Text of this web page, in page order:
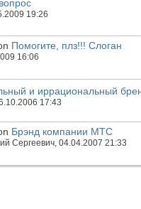
19:26
Помогите, плз!!! Слоган
16:06
и иррациональный
17:43
Брэнд компании МТС
Сергеевич, 04.04.2007 21:33